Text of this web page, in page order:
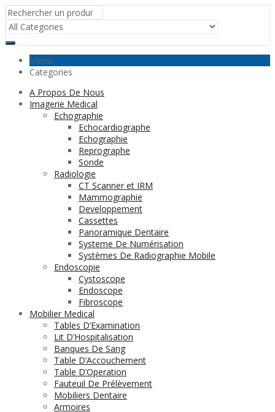
Menu
Categories
A Propos De Nous
Imagerie Medical
Echographie
Echocardiographe
Echographie
Reprographe
Sonde
Radiologie
CT Scanner et IRM
Mammographie
Developpement
Cassettes
Panoramique Dentaire
Systeme De Numérisation
Systèmes De Radiographie Mobile
Endoscopie
Cystoscope
Endoscope
Fibroscope
Mobilier Medical
Tables D’Examination
Lit D’Hospitalisation
Banques De Sang
Table D’Accouchement
Table D’Operation
Fauteuil De Prélèvement
Mobiliers Dentaire
Armoires